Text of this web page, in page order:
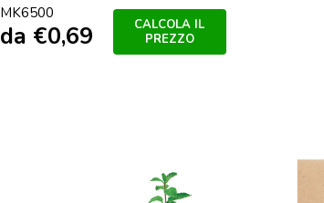
MK6500
da €0,69
CALCOLA IL
PREZZO